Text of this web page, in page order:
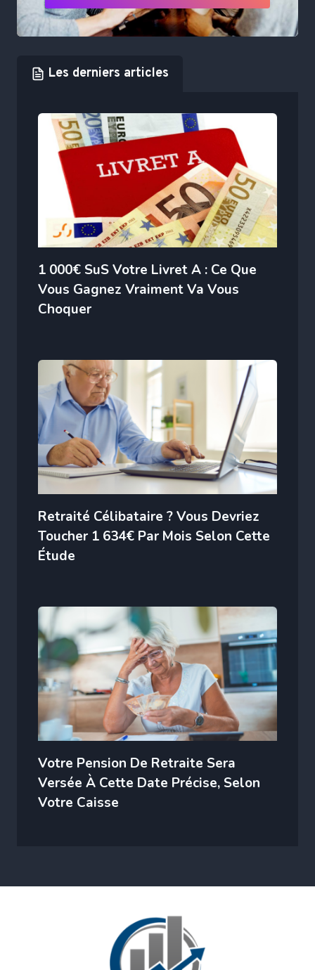
Les derniers articles
1 000€ SuS Votre Livret A : Ce Que
Vous Gagnez Vraiment Va Vous
Choquer
Retraité Célibataire ? Vous Devriez
Toucher 1 634€ Par Mois Selon Cette
Étude
Votre Pension De Retraite Sera
Versée À Cette Date Précise, Selon
Votre Caisse